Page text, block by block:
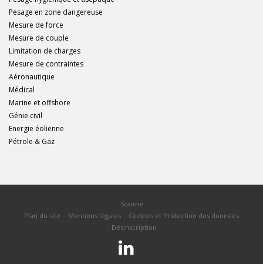
Pesage en zone dangereuse
Mesure de force
Mesure de couple
Limitation de charges
Mesure de contraintes
Aéronautique
Médical
Marine et offshore
Génie civil
Energie éolienne
Pétrole & Gaz
Scaime
Plan du site
Mentions légales
Cookies et Protection des données
Désinscription